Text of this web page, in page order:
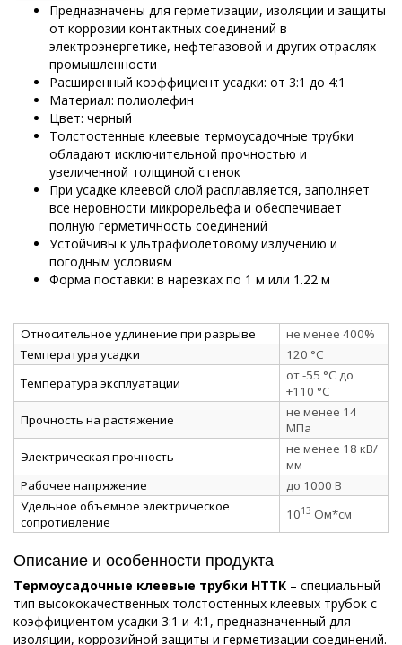
Предназначены для герметизации, изоляции и защиты
от коррозии контактных соединений в
электроэнергетике, нефтегазовой и других отраслях
промышленности
Расширенный коэффициент усадки: от 3:1 до 4:1
Материал: полиолефин
Цвет: черный
Толстостенные клеевые термоусадочные трубки
обладают исключительной прочностью и
увеличенной толщиной стенок
При усадке клеевой слой расплавляется, заполняет
все неровности микрорельефа и обеспечивает
полную герметичность соединений
Устойчивы к ультрафиолетовому излучению и
погодным условиям
Форма поставки: в нарезках по 1 м или 1.22 м
Относительное удлинение при разрыве
не менее 400%
Температура усадки
120 °C
Температура эксплуатации
от -55 °C до
+110 °C
Прочность на растяжение
не менее 14
МПа
Электрическая прочность
не менее 18 кВ/
мм
Рабочее напряжение
до 1000 В
Удельное объемное электрическое
сопротивление
1013 Ом*см
Описание и особенности продукта
Термоусадочные клеевые трубки НТТК – специальный
тип высококачественных толстостенных клеевых трубок с
коэффициентом усадки 3:1 и 4:1, предназначенный для
изоляции, коррозийной защиты и герметизации соединений.